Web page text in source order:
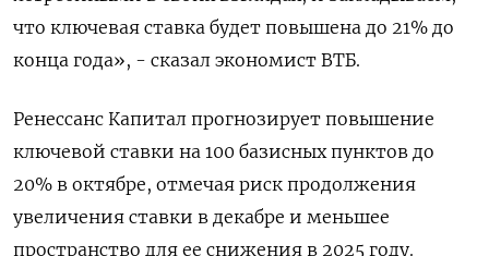
что ключевая ставка будет повышена до 21% до
конца года», - сказал экономист ВТБ.
Ренессанс Капитал прогнозирует повышение
ключевой ставки на 100 базисных пунктов до
20% в октябре, отмечая риск продолжения
увеличения ставки в декабре и меньшее
пространство для ее снижения в 2025 году.